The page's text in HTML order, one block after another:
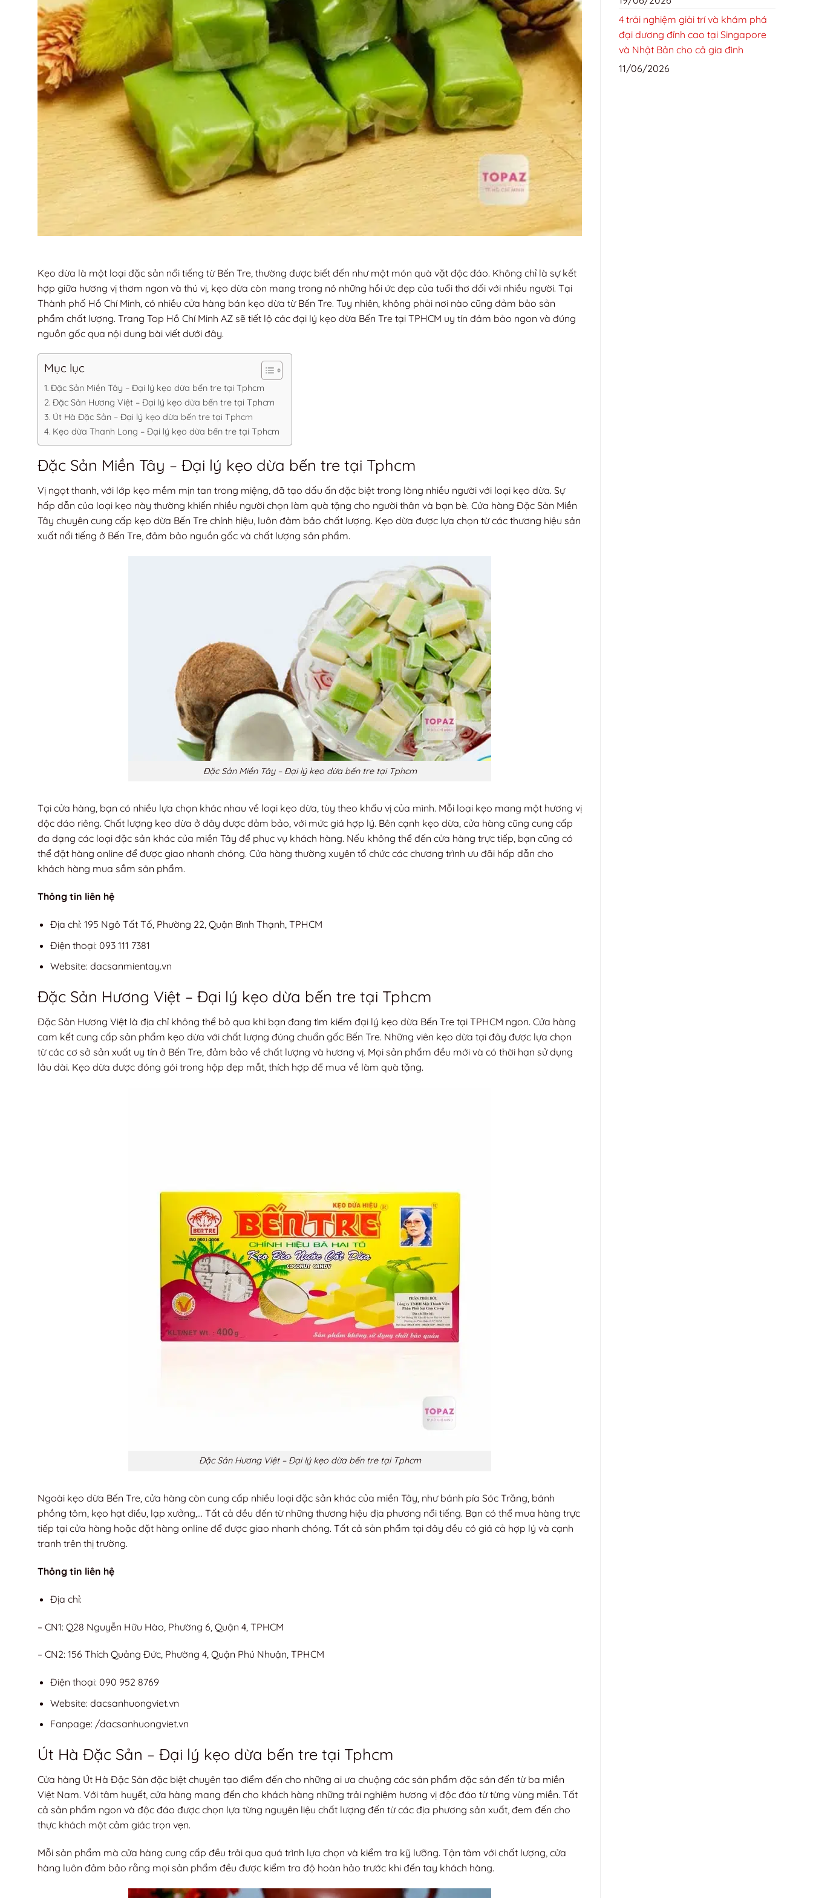
Kẹo dừa là một loại đặc sản nổi tiếng từ Bến Tre, thường được biết đến như một món quà vặt độc đáo. Không chỉ là sự kết
hợp giữa hương vị thơm ngon và thú vị, kẹo dừa còn mang trong nó những hồi ức đẹp của tuổi thơ đối với nhiều người. Tại
Thành phố Hồ Chí Minh, có nhiều cửa hàng bán kẹo dừa từ Bến Tre. Tuy nhiên, không phải nơi nào cũng đảm bảo sản
phẩm chất lượng. Trang Top Hồ Chí Minh AZ sẽ tiết lộ các đại lý kẹo dừa Bến Tre tại TPHCM uy tín đảm bảo ngon và đúng
nguồn gốc qua nội dung bài viết dưới đây.
Mục lục
Đặc Sản Miền Tây – Đại lý kẹo dừa bến tre tại Tphcm
Đặc Sản Hương Việt – Đại lý kẹo dừa bến tre tại Tphcm
Út Hà Đặc Sản – Đại lý kẹo dừa bến tre tại Tphcm
Kẹo dừa Thanh Long – Đại lý kẹo dừa bến tre tại Tphcm
Đặc Sản Miền Tây – Đại lý kẹo dừa bến tre tại Tphcm
Vị ngọt thanh, với lớp kẹo mềm mịn tan trong miệng, đã tạo dấu ấn đặc biệt trong lòng nhiều người với loại kẹo dừa. Sự
hấp dẫn của loại kẹo này thường khiến nhiều người chọn làm quà tặng cho người thân và bạn bè. Cửa hàng Đặc Sản Miền
Tây chuyên cung cấp kẹo dừa Bến Tre chính hiệu, luôn đảm bảo chất lượng. Kẹo dừa được lựa chọn từ các thương hiệu sản
xuất nổi tiếng ở Bến Tre, đảm bảo nguồn gốc và chất lượng sản phẩm.
Đặc Sản Miền Tây – Đại lý kẹo dừa bến tre tại Tphcm
Tại cửa hàng, bạn có nhiều lựa chọn khác nhau về loại kẹo dừa, tùy theo khẩu vị của mình. Mỗi loại kẹo mang một hương vị
độc đáo riêng. Chất lượng kẹo dừa ở đây được đảm bảo, với mức giá hợp lý. Bên cạnh kẹo dừa, cửa hàng cũng cung cấp
đa dạng các loại đặc sản khác của miền Tây để phục vụ khách hàng. Nếu không thể đến cửa hàng trực tiếp, bạn cũng có
thể đặt hàng online để được giao nhanh chóng. Cửa hàng thường xuyên tổ chức các chương trình ưu đãi hấp dẫn cho
khách hàng mua sắm sản phẩm.
Thông tin liên hệ
Địa chỉ: 195 Ngô Tất Tố, Phường 22, Quận Bình Thạnh, TPHCM
Điện thoại: 093 111 7381
Website: dacsanmientay.vn
Đặc Sản Hương Việt – Đại lý kẹo dừa bến tre tại Tphcm
Đặc Sản Hương Việt là địa chỉ không thể bỏ qua khi bạn đang tìm kiếm đại lý kẹo dừa Bến Tre tại TPHCM ngon. Cửa hàng
cam kết cung cấp sản phẩm kẹo dừa với chất lượng đúng chuẩn gốc Bến Tre. Những viên kẹo dừa tại đây được lựa chọn
từ các cơ sở sản xuất uy tín ở Bến Tre, đảm bảo về chất lượng và hương vị. Mọi sản phẩm đều mới và có thời hạn sử dụng
lâu dài. Kẹo dừa được đóng gói trong hộp đẹp mắt, thích hợp để mua về làm quà tặng.
Đặc Sản Hương Việt – Đại lý kẹo dừa bến tre tại Tphcm
Ngoài kẹo dừa Bến Tre, cửa hàng còn cung cấp nhiều loại đặc sản khác của miền Tây, như bánh pía Sóc Trăng, bánh
phồng tôm, kẹo hạt điều, lạp xưởng,… Tất cả đều đến từ những thương hiệu địa phương nổi tiếng. Bạn có thể mua hàng trực
tiếp tại cửa hàng hoặc đặt hàng online để được giao nhanh chóng. Tất cả sản phẩm tại đây đều có giá cả hợp lý và cạnh
tranh trên thị trường.
Thông tin liên hệ
Địa chỉ:
– CN1: Q28 Nguyễn Hữu Hào, Phường 6, Quận 4, TPHCM
– CN2: 156 Thích Quảng Đức, Phường 4, Quận Phú Nhuận, TPHCM
Điện thoại: 090 952 8769
Website: dacsanhuongviet.vn
Fanpage: /dacsanhuongviet.vn
Út Hà Đặc Sản – Đại lý kẹo dừa bến tre tại Tphcm
Cửa hàng Út Hà Đặc Sản đặc biệt chuyên tạo điểm đến cho những ai ưa chuộng các sản phẩm đặc sản đến từ ba miền
Việt Nam. Với tâm huyết, cửa hàng mang đến cho khách hàng những trải nghiệm hương vị độc đáo từ từng vùng miền. Tất
cả sản phẩm ngon và độc đáo được chọn lựa từng nguyên liệu chất lượng đến từ các địa phương sản xuất, đem đến cho
thực khách một cảm giác trọn vẹn.
Mỗi sản phẩm mà cửa hàng cung cấp đều trải qua quá trình lựa chọn và kiểm tra kỹ lưỡng. Tận tâm với chất lượng, cửa
hàng luôn đảm bảo rằng mọi sản phẩm đều được kiểm tra độ hoàn hảo trước khi đến tay khách hàng.
4 trải nghiệm giải trí và khám phá
đại dương đỉnh cao tại Singapore
và Nhật Bản cho cả gia đình
11/06/2026